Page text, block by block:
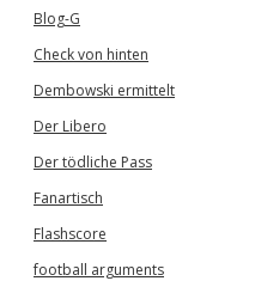
Blog-G
Check von hinten
Dembowski ermittelt
Der Libero
Der tödliche Pass
Fanartisch
Flashscore
football arguments